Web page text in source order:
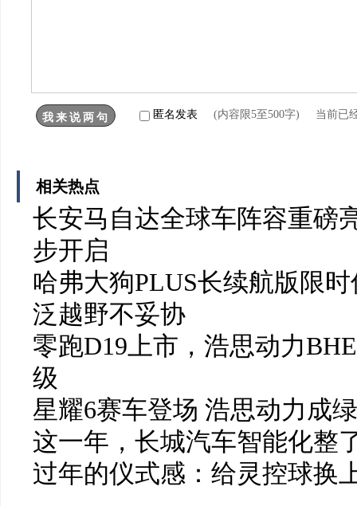
匿名发表 (内容限5至500字) 当前已
相关热点
长安马自达全球车阵容重磅
步开启
哈弗大狗PLUS长续航版限
泛越野不妥协
零跑D19上市，浩思动力
级
星耀6赛车登场 浩思动力成
这一年，长城汽车智能化整
过年的仪式感：给灵控球换